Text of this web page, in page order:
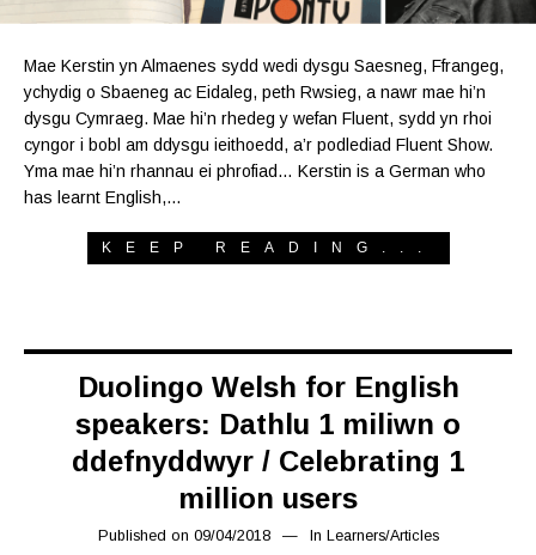
Mae Kerstin yn Almaenes sydd wedi dysgu Saesneg, Ffrangeg,
ychydig o Sbaeneg ac Eidaleg, peth Rwsieg, a nawr mae hi’n
dysgu Cymraeg. Mae hi’n rhedeg y wefan Fluent, sydd yn rhoi
cyngor i bobl am ddysgu ieithoedd, a’r podlediad Fluent Show.
Yma mae hi’n rhannau ei phrofiad… Kerstin is a German who
has learnt English,…
KEEP READING...
Duolingo Welsh for English
speakers: Dathlu 1 miliwn o
ddefnyddwyr / Celebrating 1
million users
Published on 09/04/201816/03/2019
In Learners/Articles